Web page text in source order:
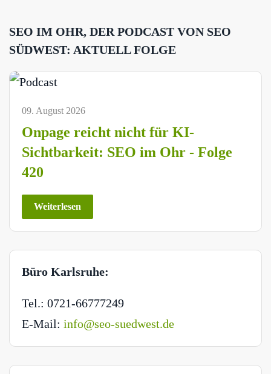
SEO IM OHR, DER PODCAST VON SEO
SÜDWEST: AKTUELL FOLGE
09. August 2026
Onpage reicht nicht für KI-
Sichtbarkeit: SEO im Ohr - Folge
420
Weiterlesen
Büro Karlsruhe:
Tel.: 0721-66777249
E-Mail: info@seo-suedwest.de